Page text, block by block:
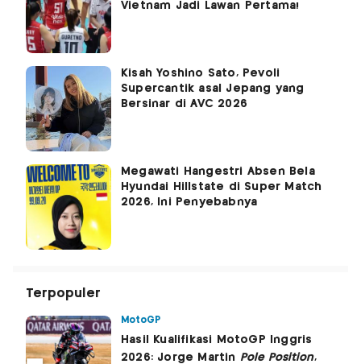
Vietnam Jadi Lawan Pertama!
Kisah Yoshino Sato, Pevoli
Supercantik asal Jepang yang
Bersinar di AVC 2026
Megawati Hangestri Absen Bela
Hyundai Hillstate di Super Match
2026, Ini Penyebabnya
Terpopuler
MotoGP
Hasil Kualifikasi MotoGP Inggris
2026: Jorge Martin Pole Position,